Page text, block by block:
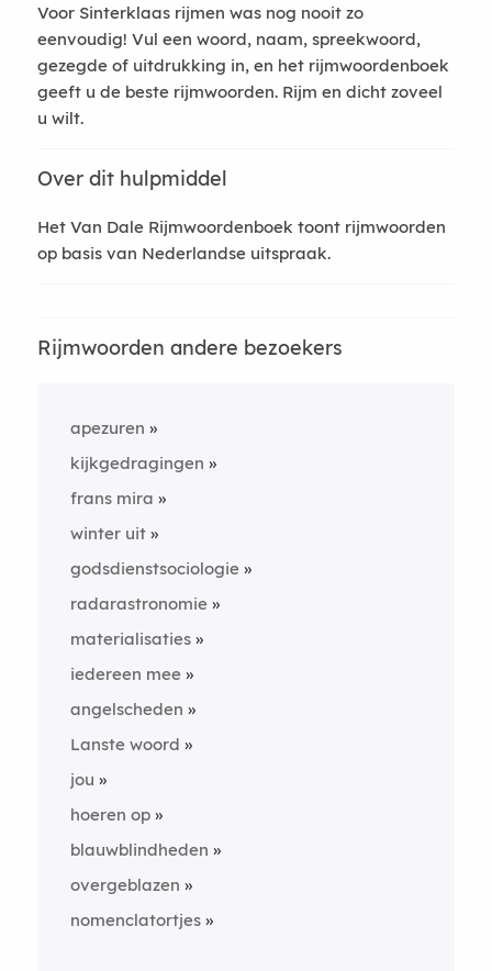
Voor Sinterklaas rijmen was nog nooit zo
eenvoudig! Vul een woord, naam, spreekwoord,
gezegde of uitdrukking in, en het rijmwoordenboek
geeft u de beste rijmwoorden. Rijm en dicht zoveel
u wilt.
Over dit hulpmiddel
Het Van Dale Rijmwoordenboek toont rijmwoorden
op basis van Nederlandse uitspraak.
Rijmwoorden andere bezoekers
apezuren
kijkgedragingen
frans mira
winter uit
godsdienstsociologie
radarastronomie
materialisaties
iedereen mee
angelscheden
Lanste woord
jou
hoeren op
blauwblindheden
overgeblazen
nomenclatortjes